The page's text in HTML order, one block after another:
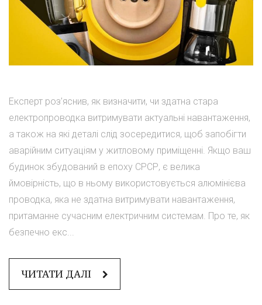
Експерт роз’яснив, як визначити, чи здатна стара
електропроводка витримувати актуальні навантаження,
а також на які деталі слід зосередитися, щоб запобігти
аварійним ситуаціям у житловому приміщенні. Якщо ваш
будинок збудований в епоху СРСР, є велика
ймовірність, що в ньому використовується алюмінієва
проводка, яка не здатна витримувати навантаження,
притаманне сучасним електричним системам. Про те, як
безпечно екс...
ЧИТАТИ ДАЛІ